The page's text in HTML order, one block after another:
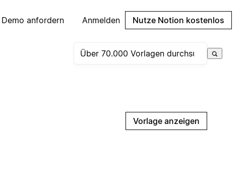
Demo anfordern Anmelden Nutze Notion kostenlos
Vorlage anzeigen